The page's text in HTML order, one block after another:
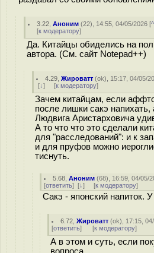
3.22 ,Аноним (22), 14:55, 04/05/2026 [^
[к модератору]
Да. Китайцы обиделись на
автора. (См. сайт Notepad++)
4.29 ,Жироватт (ok), 15:17, 04/05/
[↓] [к модератору]
Зачем китайцам, если
после лишки сакэ
Людвига Аристарховича
А то что что это сделали
для "расследований": и к
и для пруфов можно
тиснуть.
5.68 ,Аноним (68), 16:59, 04/05/
[ответить] [↓] [к модератору]
Сакэ - японский напиток.
6.72 ,Жироватт (ok), 17:15,
[ответить] [к модератору]
А в этом и суть, если